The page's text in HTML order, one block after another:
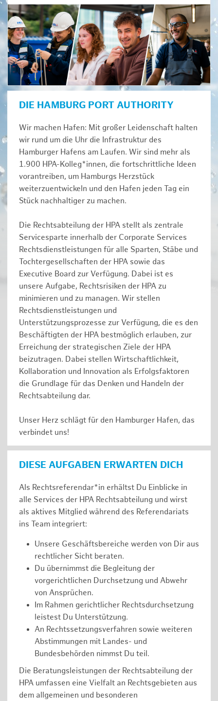
DIE HAMBURG PORT AUTHORITY
Wir machen Hafen: Mit großer Leidenschaft halten
wir rund um die Uhr die Infrastruktur des
Hamburger Hafens am Laufen. Wir sind mehr als
1.900 HPA-Kolleg*innen, die fortschrittliche Ideen
vorantreiben, um Hamburgs Herzstück
weiterzuentwickeln und den Hafen jeden Tag ein
Stück nachhaltiger zu machen.
Die Rechtsabteilung der HPA stellt als zentrale
Servicesparte innerhalb der Corporate Services
Rechtsdienstleistungen für alle Sparten, Stäbe und
Tochtergesellschaften der HPA sowie das
Executive Board zur Verfügung. Dabei ist es
unsere Aufgabe, Rechtsrisiken der HPA zu
minimieren und zu managen. Wir stellen
Rechtsdienstleistungen und
Unterstützungsprozesse zur Verfügung, die es den
Beschäftigten der HPA bestmöglich erlauben, zur
Erreichung der strategischen Ziele der HPA
beizutragen. Dabei stellen Wirtschaftlichkeit,
Kollaboration und Innovation als Erfolgsfaktoren
die Grundlage für das Denken und Handeln der
Rechtsabteilung dar.
Unser Herz schlägt für den Hamburger Hafen, das
verbindet uns!
DIESE AUFGABEN ERWARTEN DICH
Als Rechtsreferendar*in erhältst Du Einblicke in
alle Services der HPA Rechtsabteilung und wirst
als aktives Mitglied während des Referendariats
ins Team integriert:
Unsere Geschäftsbereiche werden von Dir aus
rechtlicher Sicht beraten.
Du übernimmst die Begleitung der
vorgerichtlichen Durchsetzung und Abwehr
von Ansprüchen.
Im Rahmen gerichtlicher Rechtsdurchsetzung
leistest Du Unterstützung.
An Rechtssetzungsverfahren sowie weiteren
Abstimmungen mit Landes- und
Bundesbehörden nimmst Du teil.
Die Beratungsleistungen der Rechtsabteilung der
HPA umfassen eine Vielfalt an Rechtsgebieten aus
dem allgemeinen und besonderen